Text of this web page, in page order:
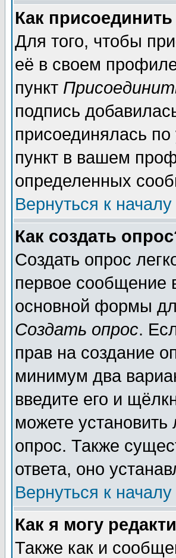
Как
Для того, чтобы
её в своем
пункт
подпись
присоединялась
пункт в вашем
определенных
Вернуться к началу
Как создать
Создать опрос
первое сообщение
основной формы
Создать опрос.
прав на создание
минимум два
введите его и
можете
опрос. Также
ответа, оно
Вернуться к началу
Как я могу
Также как и